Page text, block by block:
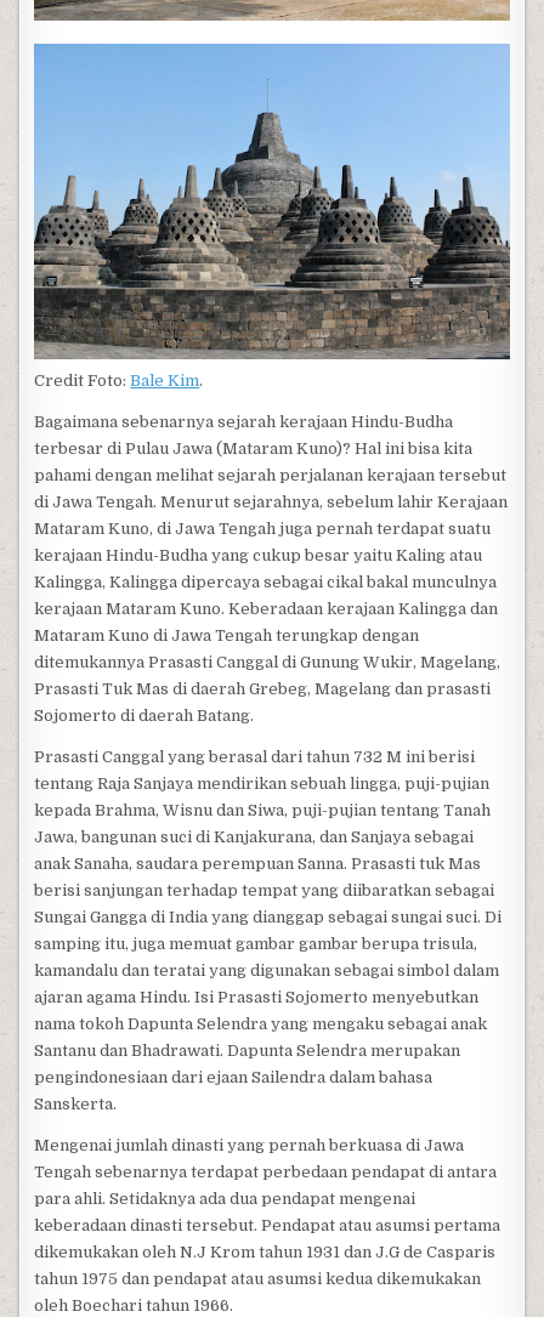
Credit Foto:Bale Kim.
Bagaimana sebenarnya sejarah kerajaan Hindu-Budha
terbesar di Pulau Jawa (Mataram Kuno)? Hal ini bisa kita
pahami dengan melihat sejarah perjalanan kerajaan tersebut
di Jawa Tengah. Menurut sejarahnya, sebelum lahir Kerajaan
Mataram Kuno, di Jawa Tengah juga pernah terdapat suatu
kerajaan Hindu-Budha yang cukup besar yaitu Kaling atau
Kalingga, Kalingga dipercaya sebagai cikal bakal munculnya
kerajaan Mataram Kuno. Keberadaan kerajaan Kalingga dan
Mataram Kuno di Jawa Tengah terungkap dengan
ditemukannya Prasasti Canggal di Gunung Wukir, Magelang,
Prasasti Tuk Mas di daerah Grebeg, Magelang dan prasasti
Sojomerto di daerah Batang.
Prasasti Canggal yang berasal dari tahun 732 M ini berisi
tentang Raja Sanjaya mendirikan sebuah lingga, puji-pujian
kepada Brahma, Wisnu dan Siwa, puji-pujian tentang Tanah
Jawa, bangunan suci di Kanjakurana, dan Sanjaya sebagai
anak Sanaha, saudara perempuan Sanna. Prasasti tuk Mas
berisi sanjungan terhadap tempat yang diibaratkan sebagai
Sungai Gangga di India yang dianggap sebagai sungai suci. Di
samping itu, juga memuat gambar gambar berupa trisula,
kamandalu dan teratai yang digunakan sebagai simbol dalam
ajaran agama Hindu. Isi Prasasti Sojomerto menyebutkan
nama tokoh Dapunta Selendra yang mengaku sebagai anak
Santanu dan Bhadrawati. Dapunta Selendra merupakan
pengindonesiaan dari ejaan Sailendra dalam bahasa
Sanskerta.
Mengenai jumlah dinasti yang pernah berkuasa di Jawa
Tengah sebenarnya terdapat perbedaan pendapat di antara
para ahli. Setidaknya ada dua pendapat mengenai
keberadaan dinasti tersebut. Pendapat atau asumsi pertama
dikemukakan oleh N.J Krom tahun 1931 dan J.G de Casparis
tahun 1975 dan pendapat atau asumsi kedua dikemukakan
oleh Boechari tahun 1966.